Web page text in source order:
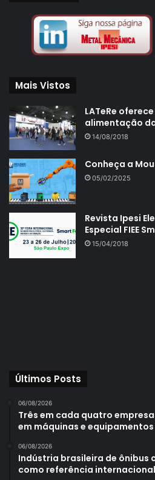
Mais Vistos
LATeRe
alimentação
14/08/2018
Conheça a
05/02/2025
Revista Ipesi
Especial FIEE
15/04/2018
Últimos Posts
06/08/2026
Três em cada quatro
em máquinas e
06/08/2026
Indústria brasileira de ônibus
como referência internacional